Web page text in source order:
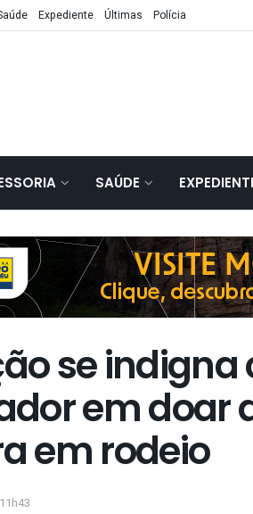
Expediente Últimas Polícia
SAÚDE
se indigna
em doar
em rodeio